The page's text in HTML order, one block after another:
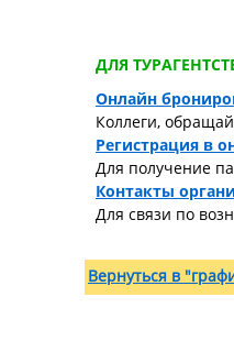
ДЛЯ
Онлайн
Коллеги,
Регистрация в
Для получение
Контакты
Для связи по
Вернуться в